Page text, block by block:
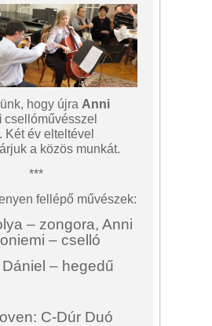
hogy újra Anni
csellóművésszel
Két év elteltével
a közös munkát.
***
fellépő művészek:
– zongora, Anni
– cselló
– hegedű
C-Dúr Duó